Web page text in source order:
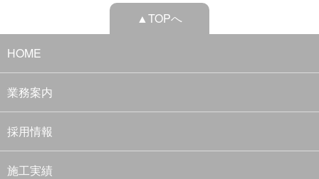
▲TOPへ
HOME
業務案内
採用情報
施工実績